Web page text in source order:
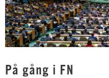
På gång i FN